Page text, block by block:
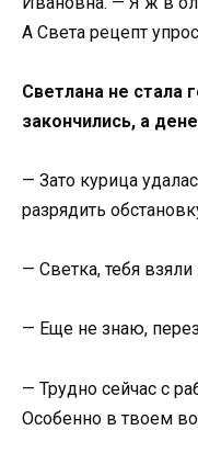
А Света рецепт
Светлана не стала
закончились, а
— Зато курица
разрядить
— Светка, тебя
— Еще не знаю,
— Трудно сейчас с
Особенно в твоем